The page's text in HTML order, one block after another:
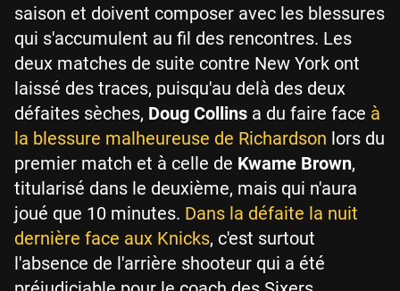
saison et doivent composer avec les blessures
qui s'accumulent au fil des rencontres. Les
deux matches de suite contre New York ont
laissé des traces, puisqu'au delà des deux
défaites sèches, Doug Collins a du faire face à
la blessure malheureuse de Richardson lors du
premier match et à celle de Kwame Brown,
titularisé dans le deuxième, mais qui n'aura
joué que 10 minutes. Dans la défaite la nuit
dernière face aux Knicks, c'est surtout
l'absence de l'arrière shooteur qui a été